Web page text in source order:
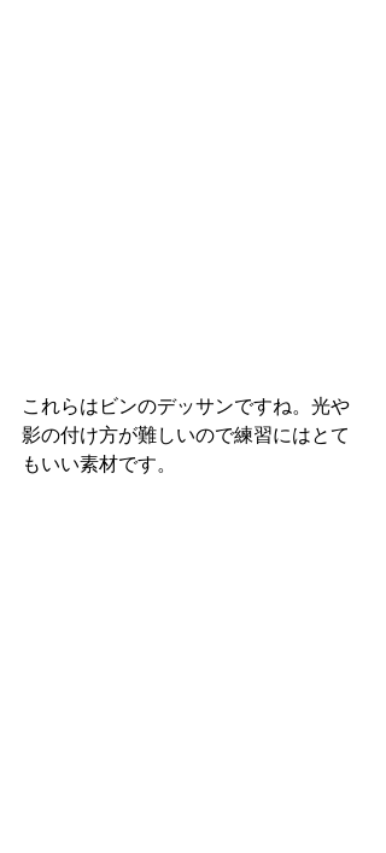
これらはビンのデッサンですね。光や
影の付け方が難しいので練習にはとて
もいい素材です。